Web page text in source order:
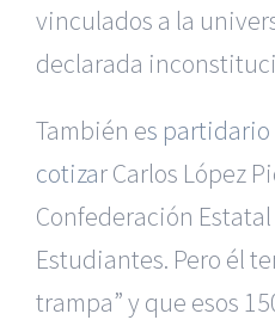
vinculados a la
declarada
También es partidario
cotizar Carlos López
Confederación
Estudiantes. Pero él
trampa” y que esos